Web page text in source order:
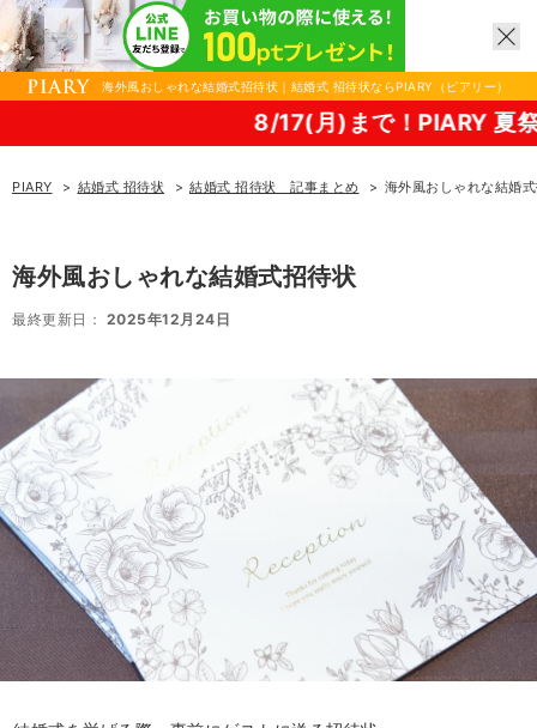
海外風おしゃれな結婚式招待状｜結婚式 招待状ならPIARY（ピアリー）
8/17(月)まで！PIARY 夏祭り2026！
PIARY 結婚式 招待状 結婚式 招待状 記事まとめ 海外風おしゃれな結婚
海外風おしゃれな結婚式招待状
最終更新日： 2025年12月24日